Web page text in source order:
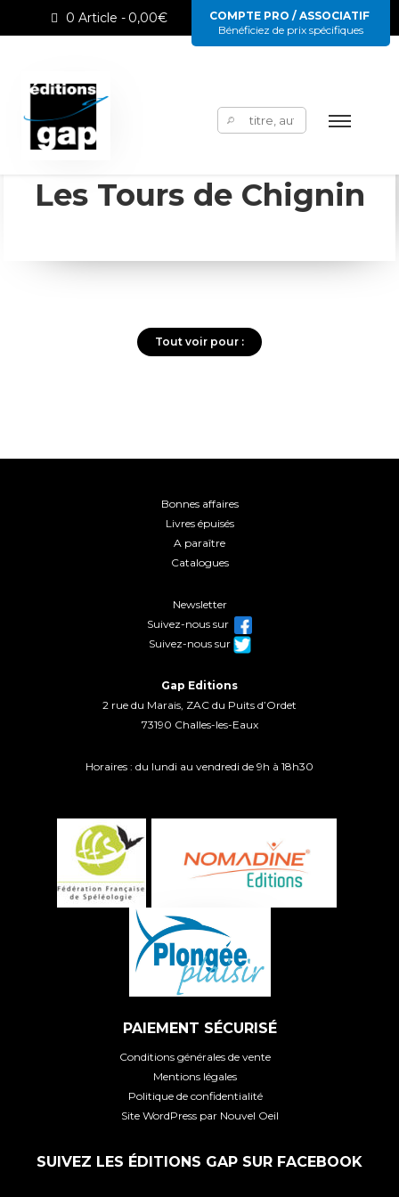
0 Article 0,00€
COMPTE PRO / ASSOCIATIF
Bénéficiez de prix spécifiques
Rechercher :
Les Tours de Chignin
Tout voir pour :
Bonnes affaires
Livres épuisés
A paraître
Catalogues
Newsletter
Suivez-nous sur
Suivez-nous sur
Gap Editions
2 rue du Marais, ZAC du Puits d’Ordet
73190 Challes-les-Eaux
Horaires : du lundi au vendredi de 9h à 18h30
PAIEMENT SÉCURISÉ
Conditions générales de vente
Mentions légales
Politique de confidentialité
Site WordPress par Nouvel Oeil
SUIVEZ LES ÉDITIONS GAP SUR FACEBOOK